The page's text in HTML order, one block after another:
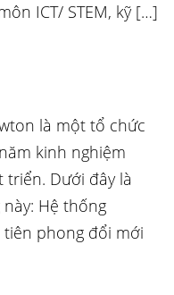
ICT/ STEM, kỹ […]
là một tổ chức
kinh nghiệm
Dưới đây là
Hệ thống
phong đổi mới